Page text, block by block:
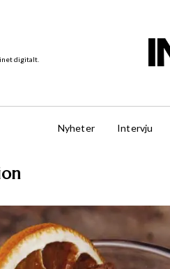
digitalt.
Nyheter Intervju